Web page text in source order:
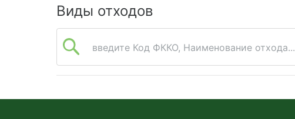
Виды отходов
введите Код ФККО, Наименование отхода...